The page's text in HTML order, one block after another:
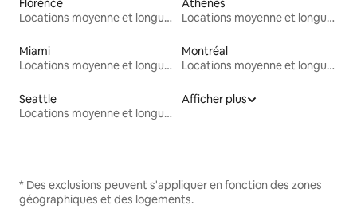
Florence
Locations moyenne et longue durée
Athènes
Locations moyenne et longue durée
Miami
Locations moyenne et longue durée
Montréal
Locations moyenne et longue durée
Seattle
Locations moyenne et longue durée
Afficher plus
* Des exclusions peuvent s'appliquer en fonction des zones
géographiques et des logements.